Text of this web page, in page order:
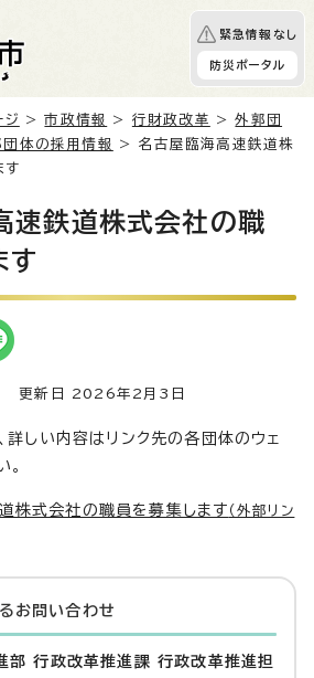
緊急情報なし
防災ポータル
ジ >市政情報 > 行財政改革 >外郭団
体の採用情報
> 名古屋臨海高速鉄道株
す
速鉄道株式会社の職
す
更新日 2026年2月3日
詳しい内容はリンク先の各団体のウェ
。
株式会社の職員を募集します （外部リン
お問い合わせ
部 行政改革推進課 行政改革推進担